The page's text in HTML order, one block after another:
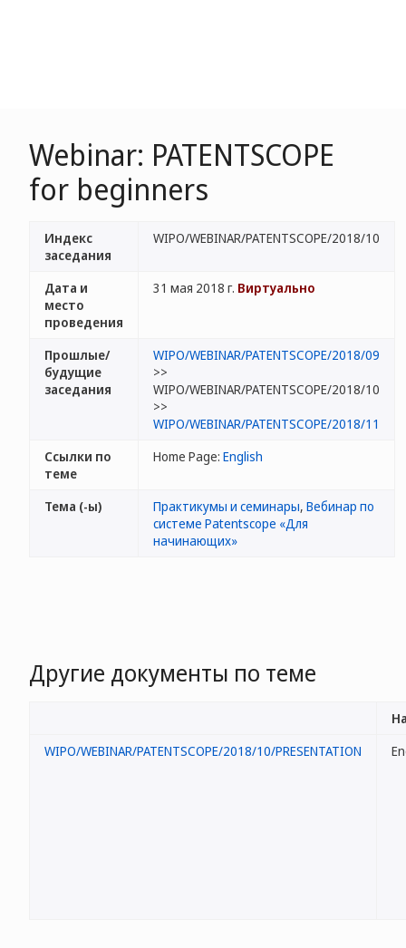
Webinar: PATENTSCOPE
for beginners
Индекс
заседания
WIPO/WEBINAR/PATENTSCOPE/2018/10
Дата и
место
проведения
31 мая 2018 г. Виртуально
Прошлые/
будущие
заседания
WIPO/WEBINAR/PATENTSCOPE/2018/09
>>
WIPO/WEBINAR/PATENTSCOPE/2018/10
>>
WIPO/WEBINAR/PATENTSCOPE/2018/11
Ссылки по
теме
Home Page: English
Тема (-ы) Практикумы и семинары, Вебинар по
системе Patentscope «Для
начинающих»
Другие документы по теме
WIPO/WEBINAR/PATENTSCOPE/2018/10/PRESENTATION